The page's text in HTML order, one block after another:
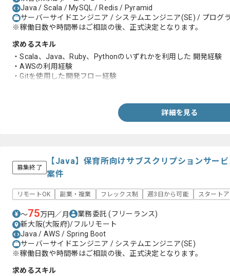
Java / Scala / MySQL / Redis / Pyramid
サーバーサイドエンジニア / システムエンジニア(SE) / プログ
※稼働日数や時間帯はご相談の後、正式決定となります。
求めるスキル
・Scala、Java、Ruby、Pythonのいずれかを利用した 開発経験
・AWSの利用経験
・Gitを使用した開発フロー経験
詳細を見る
募集終了
【Java】保育所向けサブスクリプションサー
案件
リモートOK 副業・複業 フレックス制 週3日から可能 スタート
〜75万円／月 業務委託(フリーランス)
新大阪(大阪府)/フルリモート
Java / AWS / Spring Boot
サーバーサイドエンジニア / システムエンジニア(SE)
※稼働日数や時間帯はご相談の後、正式決定となります。
求めるスキル